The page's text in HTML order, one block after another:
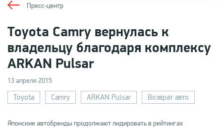
Пресс-центр
Toyota Camry вернулась к
владельцу благодаря комплексу
ARKAN Pulsar
13 апреля 2015
Toyota Camry ARKAN Pulsar Возврат авто
Японские автобренды продолжают лидировать в рейтингах